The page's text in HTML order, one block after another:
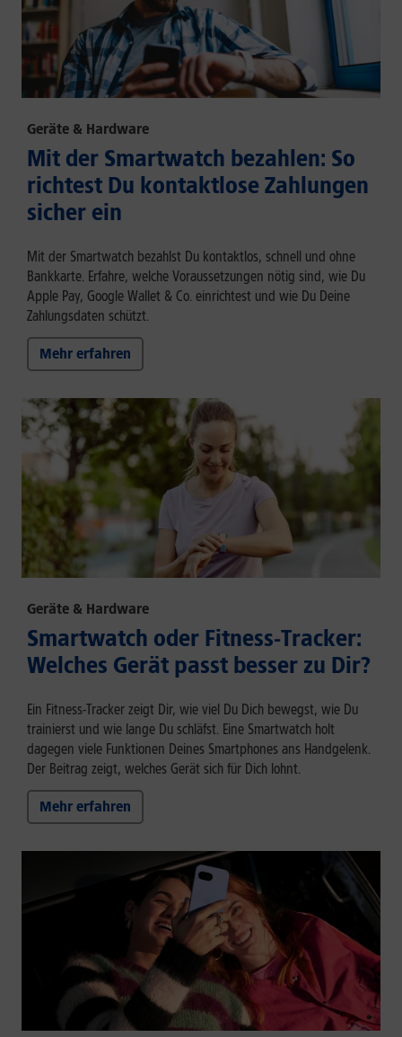
Geräte & Hardware
Mit der Smartwatch bezahlen: So
richtest Du kontaktlose Zahlungen
sicher ein
Mit der Smartwatch bezahlst Du kontaktlos, schnell und ohne
Bankkarte. Erfahre, welche Voraussetzungen nötig sind, wie Du
Apple Pay, Google Wallet & Co. einrichtest und wie Du Deine
Zahlungsdaten schützt.
Mehr erfahren
Geräte & Hardware
Smartwatch oder Fitness-Tracker:
Welches Gerät passt besser zu Dir?
Ein Fitness-Tracker zeigt Dir, wie viel Du Dich bewegst, wie Du
trainierst und wie lange Du schläfst. Eine Smartwatch holt
dagegen viele Funktionen Deines Smartphones ans Handgelenk.
Der Beitrag zeigt, welches Gerät sich für Dich lohnt.
Mehr erfahren